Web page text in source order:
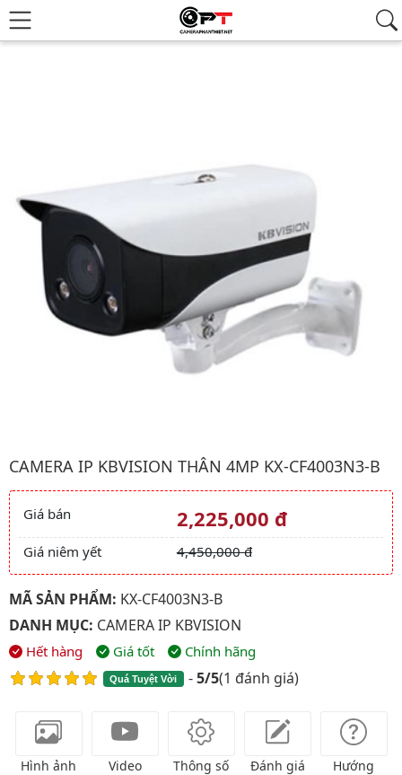
Hình ảnh đại diện của sản phẩm Camera ip kbvision Thân 4Mp
CAMERA IP KBVISION THÂN 4MP KX-CF4003N3-B
Giá và khuyến mãi
Giá bán 2,225,000 đ
Giá niêm yết 4,450,000 đ
MÃ SẢN PHẨM: KX-CF4003N3-B
DANH MỤC: CAMERA IP KBVISION
Hết hàng Giá tốt Chính hãng
Quá Tuyệt Vời -5/5(1 đánh giá)
Hình ảnh Video
Thông số
Đánh giá
Hướng